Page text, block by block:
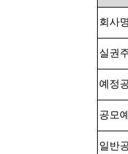
회사명
실권
예정
공모
일반